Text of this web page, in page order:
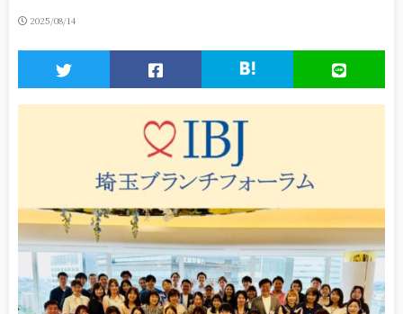
2025/08/14